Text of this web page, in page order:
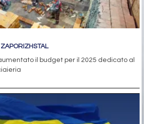
il budget per il 2025 dedicato al